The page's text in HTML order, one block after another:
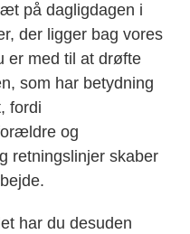
på dagligdagen i
der ligger bag vores
er med til at drøfte
som har betydning
fordi
og
retningslinjer skaber
har du desuden